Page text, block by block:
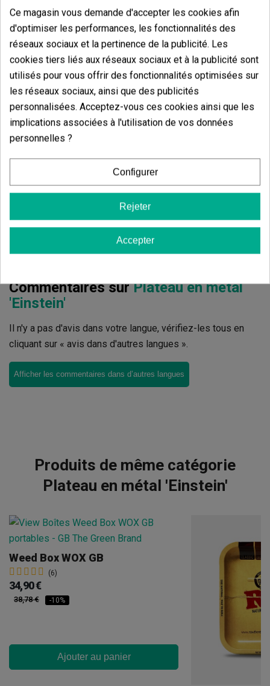
Avis des clients
5 étoiles
0.00%
4 étoiles
100.00%
0.00%
2 étoiles
0.00%
1 étoiles
Écrivez votre commentaire
4de5
Commentaires surPlateau en métal
'Einstein'
Il n'y a pas d'avis dans votre langue, vérifiez-les tous en
cliquant sur « avis dans d'autres langues ».
Afficher les commentaires dans d’autres langues
Produits de même catégorie
Plateau en métal 'Einstein'
Weed Box WOX GB
(6)
34,90 €
38,78 € -10%
Ajouter au panier
Ce magasin vous demande d'accepter les cookies afin
d'optimiser les performances, les fonctionnalités des
réseaux sociaux et la pertinence de la publicité. Les
cookies tiers liés aux réseaux sociaux et à la publicité sont
utilisés pour vous offrir des fonctionnalités optimisées sur
les réseaux sociaux, ainsi que des publicités
personnalisées. Acceptez-vous ces cookies ainsi que les
implications associées à l'utilisation de vos données
personnelles ?
Configurer
Rejeter
Accepter